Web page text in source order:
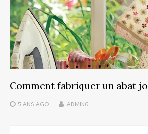
Comment fabriquer un abat
5 ANS AGO ADMIN6